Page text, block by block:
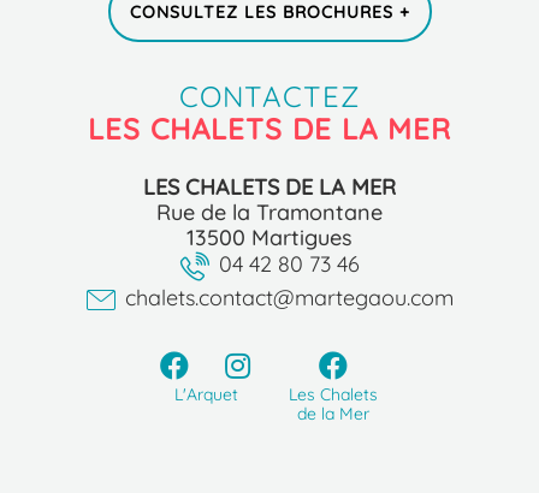
CONSULTEZ LES BROCHURES +
CONTACTEZ
LES CHALETS DE LA MER
LES CHALETS DE LA MER
Rue de la Tramontane
13500 Martigues
04 42 80 73 46
chalets.contact@martegaou.com
L'Arquet
Les Chalets
de la Mer